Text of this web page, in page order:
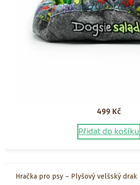
499 Kč
Přidat do košíku
Hračka pro psy – Plyšový velšský drak